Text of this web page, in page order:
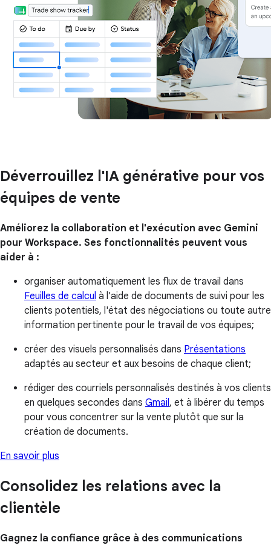
Déverrouillez l'IA générative pour vos
équipes de vente
Améliorez la collaboration et l'exécution avec Gemini
pour Workspace. Ses fonctionnalités peuvent vous
aider à :
organiser automatiquement les flux de travail dans
Feuilles de calcul à l'aide de documents de suivi pour les
clients potentiels, l'état des négociations ou toute autre
information pertinente pour le travail de vos équipes;
créer des visuels personnalisés dans Présentations
adaptés au secteur et aux besoins de chaque client;
rédiger des courriels personnalisés destinés à vos clients
en quelques secondes dans Gmail , et à libérer du temps
pour vous concentrer sur la vente plutôt que sur la
création de documents.
En savoir plus
Consolidez les relations avec la
clientèle
Gagnez la confiance grâce à des communications